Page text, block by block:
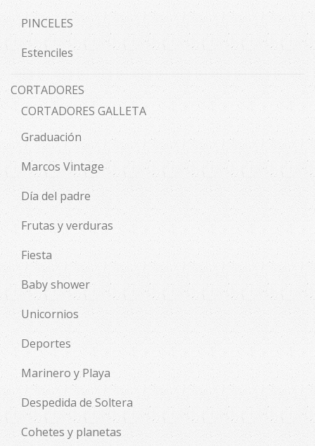
PINCELES
Estenciles
CORTADORES
CORTADORES GALLETA
Graduación
Marcos Vintage
Día del padre
Frutas y verduras
Fiesta
Baby shower
Unicornios
Deportes
Marinero y Playa
Despedida de Soltera
Cohetes y planetas